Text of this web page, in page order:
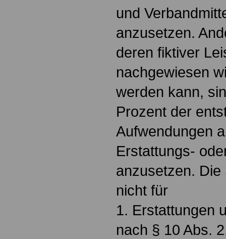
und
anzusetzen.
deren fiktiver
nachgewiesen
werden kann,
Prozent der
Aufwendungen
Erstattungs-
anzusetzen.
nicht für
1. Erstattungen
nach § 10 Abs.